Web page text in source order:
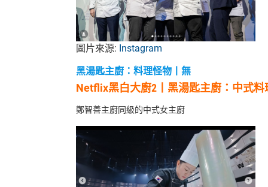
圖片來源: Instagram
黑湯匙主廚 ： 料理怪物丨無
Netflix黑白大廚2丨黑湯匙主廚 ： 中式料
鄭智善主廚同級的中式女主廚